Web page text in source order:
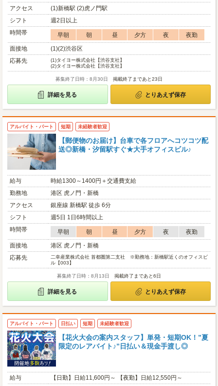
アクセス
(1)新橋駅 (2)虎ノ門駅
シフト
週2日以上
時間帯
早朝 朝 昼 夕方 夜
夜勤
面接地
(1)(2)渋谷区
応募先
(1)タイヨー株式会社【渋谷支社】
(2)タイヨー株式会社【渋谷支社】
募集終了日時：8月30日 掲載終了まであと23日
詳細を見る とりあえず保存
アルバイト・パート 短期 未経験者歓迎
【郵便物のお届け】台車で各フロアへコツコツ配
送◎新橋・汐留駅すぐ★大手オフィスビル♪
給与
時給1300～1400円＋交通費支給
勤務地
港区 虎ノ門・新橋
アクセス
銀座線 新橋駅 徒歩 6分
シフト
週5日 1日6時間以上
時間帯
早朝 朝 昼 夕方 夜
夜勤
面接地
港区 虎ノ門・新橋
応募先
二幸産業株式会社 首都圏第二支社 ※勤務地：新橋駅近くのオフィスビ
ル【003】
募集終了日時：8月13日 掲載終了まであと6日
詳細を見る とりあえず保存
アルバイト・パート 日払い 短期 未経験者歓迎
【花火大会の案内スタッフ】単発・短期OK！”夏
限定のレアバイト♪”日払い＆現金手渡し◎
給与
【日勤】日給11,600円～ 【夜勤】日給12,550円～